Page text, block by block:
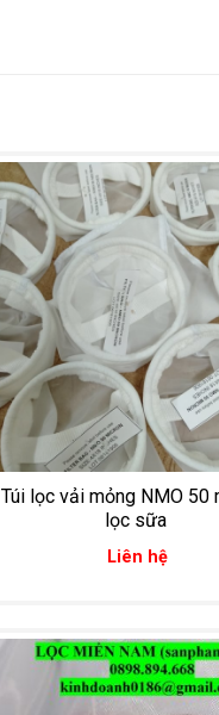
Túi lọc vải mỏng NMO 50
lọc sữa
Liên hệ